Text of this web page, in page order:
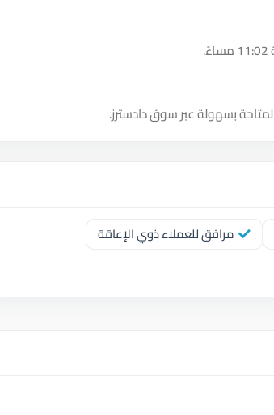
بسهولة عبر سوق دادسترز.
مرافق للعملاء ذوي الإعاقة